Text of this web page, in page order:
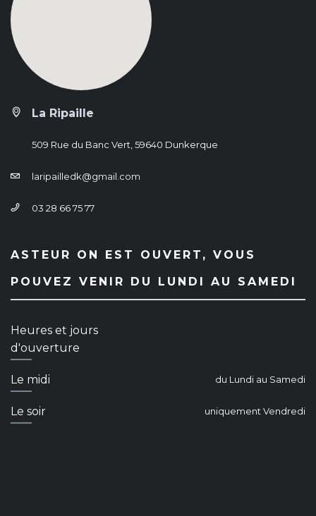
La Ripaille
509 Rue du Banc Vert, 59640 Dunkerque
laripailledk@gmail.com
03 28 66 75 77
ASTEUR ON EST OUVERT, VOUS
POUVEZ VENIR DU LUNDI AU SAMEDI
Heures et jours
d'ouverture
Le midi du Lundi au Samedi
Le soir uniquement Vendredi